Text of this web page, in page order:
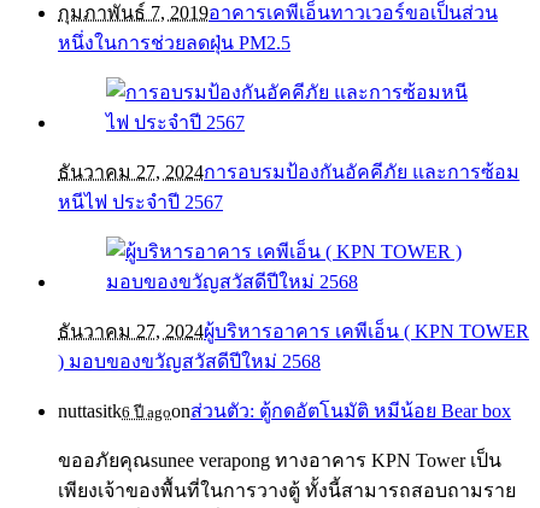
กุมภาพันธ์ 7, 2019อาคารเคพีเอ็นทาวเวอร์ขอเป็นส่วน
หนึ่งในการช่วยลดฝุ่น PM2.5
ธันวาคม 27, 2024การอบรมป้องกันอัคคีภัย และการซ้อม
หนีไฟ ประจำปี 2567
ธันวาคม 27, 2024ผู้บริหารอาคาร เคพีเอ็น ( KPN TOWER
) มอบของขวัญสวัสดีปีใหม่ 2568
nuttasitk6 ปี agoonส่วนตัว: ตู้กดอัตโนมัติ หมีน้อย Bear box
ขออภัยคุณsunee verapong ทางอาคาร KPN Tower เป็น
เพียงเจ้าของพื้นที่ในการวางตู้ ทั้งนี้สามารถสอบถามราย